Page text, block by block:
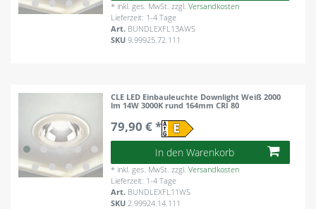
* inkl. ges. MwSt. zzgl.Versandkosten
Lieferzeit: 1-4 Tage
Art. BUNDLEXFL13AWS
SKU9.99925.72.111
CLE LED Einbauleuchte Downlight Weiß 2000
lm 14W 3000K rund 164mm CRI 80
79,90 € *
In den Warenkorb
* inkl. ges. MwSt. zzgl.Versandkosten
Lieferzeit: 1-4 Tage
Art. BUNDLEXFL11WS
SKU 2.99924.14.111